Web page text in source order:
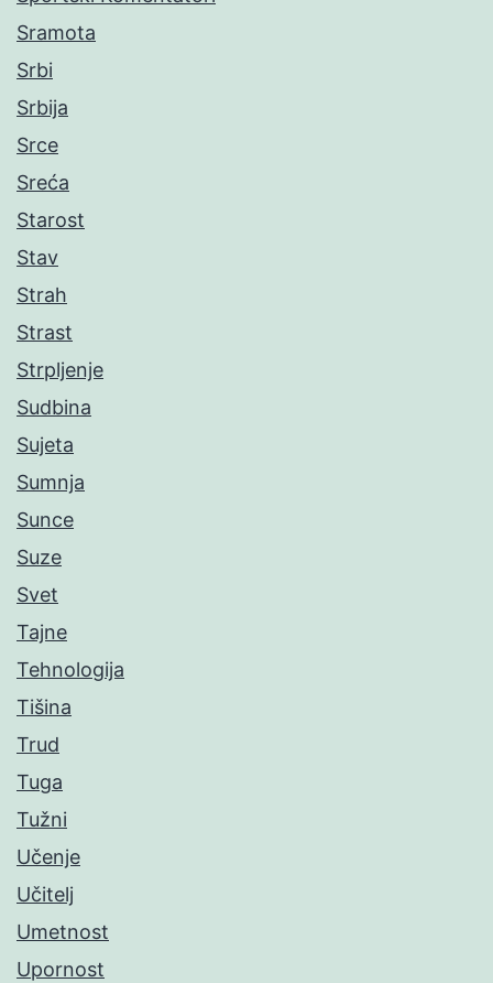
Sramota
Srbi
Srbija
Srce
Sreća
Starost
Stav
Strah
Strast
Strpljenje
Sudbina
Sujeta
Sumnja
Sunce
Suze
Svet
Tajne
Tehnologija
Tišina
Trud
Tuga
Tužni
Učenje
Učitelj
Umetnost
Upornost